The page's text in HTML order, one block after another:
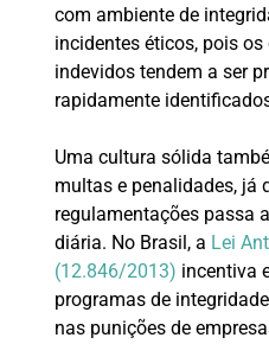
com ambiente de
incidentes éticos, pois
indevidos tendem a ser
rapidamente
Uma cultura sólida
multas e penalidades, já
regulamentações passa
diária. No Brasil, a Lei
(12.846/2013) incentiva
programas de
nas punições de